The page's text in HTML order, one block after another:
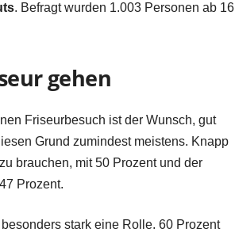
. Befragt wurden 1.003 Personen ab 16
gehen
Friseurbesuch ist der Wunsch, gut
Grund zumindest meistens. Knapp
brauchen, mit 50 Prozent und der
Prozent.
stark eine Rolle. 60 Prozent